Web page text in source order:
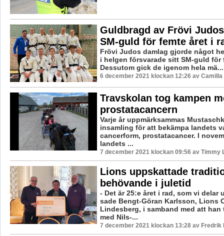
Guldbragd av Frövi
SM-guld för femte året i
Frövi Judos damlag gjorde något
i helgen försvarade sitt SM-guld för
Dessutom gick de igenom hela mä...
6 december 2021 klockan 12:26 av Camilla
Travskolan tog kampen
prostatacancern
Varje år uppmärksammas
insamling för att bekämpa landets
cancerform, prostatacancer. I
landets ...
7 december 2021 klockan 09:56 av Timmy
Lions uppskattade
behövande i juletid
- Det är 25:e året i rad, som vi delar
sade Bengt-Göran Karlsson, Lions
Lindesberg, i samband med att han
med Nils-...
7 december 2021 klockan 13:28 av Fredrik